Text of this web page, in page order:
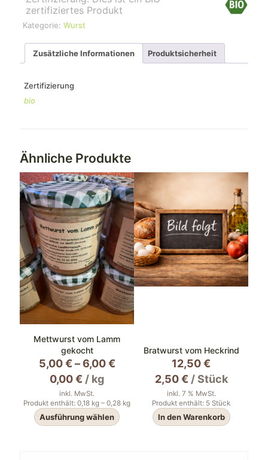
zertifiziertes Produkt
Kategorie: Wurst
Zusätzliche Informationen Produktsicherheit
Zertifizierung
bio
Ähnliche Produkte
Mettwurst vom Lamm
gekocht
5,00€ – 6,00€
0,00€ / kg
inkl. MwSt.
Produkt enthält: 0,18 kg – 0,28 kg
Ausführung wählen
Bratwurst vom Heckrind
12,50€
2,50€ /Stück
inkl. 7 % MwSt.
Produkt enthält: 5 Stück
In den Warenkorb